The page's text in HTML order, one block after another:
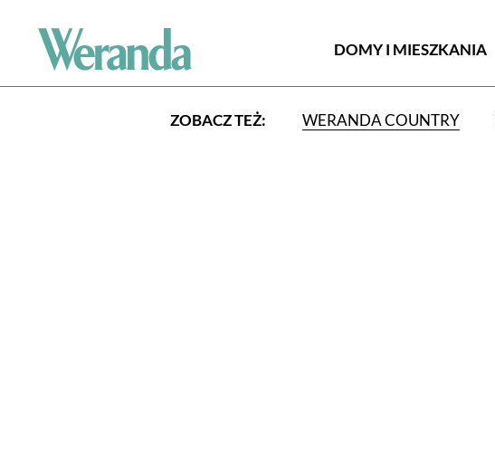
DOMY I MIESZKANIA
ZOBACZ TEŻ: WERANDA COUNTRY